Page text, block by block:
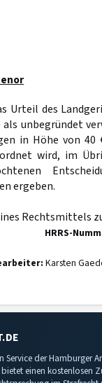
Urteil des
unbegründet
in Höhe von 40
wird, im
ergeben.
Rechtsmittels
HRRS-
Karsten
Service der Hamburger
einen kostenlosen